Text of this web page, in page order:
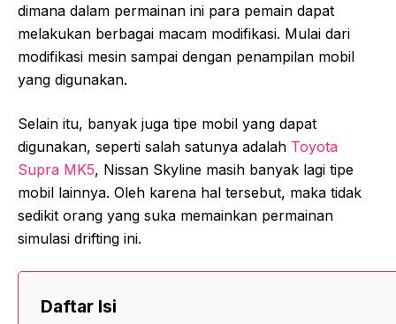
dimana dalam permainan ini para pemain dapat
melakukan berbagai macam modifikasi. Mulai dari
modifikasi mesin sampai dengan penampilan mobil
yang digunakan.
Selain itu, banyak juga tipe mobil yang dapat
digunakan, seperti salah satunya adalah Toyota
Supra MK5, Nissan Skyline masih banyak lagi tipe
mobil lainnya. Oleh karena hal tersebut, maka tidak
sedikit orang yang suka memainkan permainan
simulasi drifting ini.
Daftar Isi